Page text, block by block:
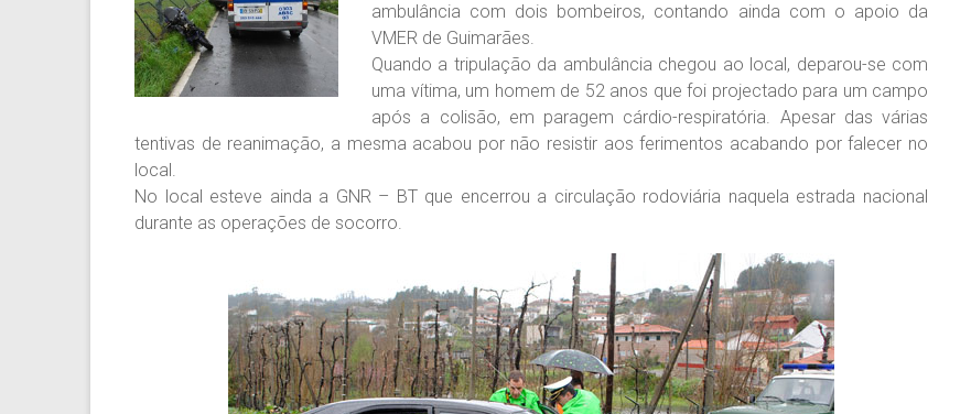
ambulância com dois bombeiros, contando ainda com o apoio da
VMER de Guimarães.
Quando a tripulação da ambulância chegou ao local, deparou-se com
uma vítima, um homem de 52 anos que foi projectado para um campo
após a colisão, em paragem cárdio-respiratória. Apesar das várias
tentivas de reanimação, a mesma acabou por não resistir aos ferimentos acabando por falecer no
local.
No local esteve ainda a GNR – BT que encerrou a circulação rodoviária naquela estrada nacional
durante as operações de socorro.